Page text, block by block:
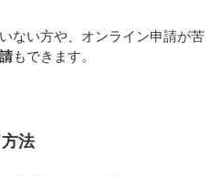
ない方や、オンライン申請が苦
もできます。
法